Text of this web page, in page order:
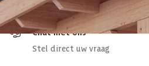
Direct antwoord
Chat met ons
Stel direct uw vraag